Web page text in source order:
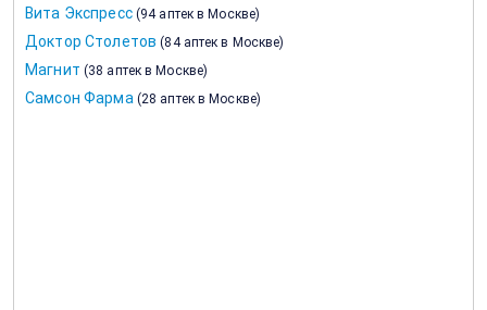
Вита Экспресс (94 аптек в Москве)
Доктор Столетов (84 аптек в Москве)
Магнит (38 аптек в Москве)
Самсон Фарма (28 аптек в Москве)